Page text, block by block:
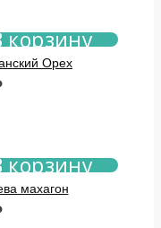
корзину
Орех
корзину
махагон